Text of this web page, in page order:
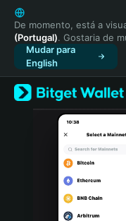
English
日本語
Tiếng Việt
Русский
Español
Türkçe
Italiano
Português (Portugal)
Bahasa Indonesia
De momento, está a
(Portugal). Gostaria de
Mudar para
English